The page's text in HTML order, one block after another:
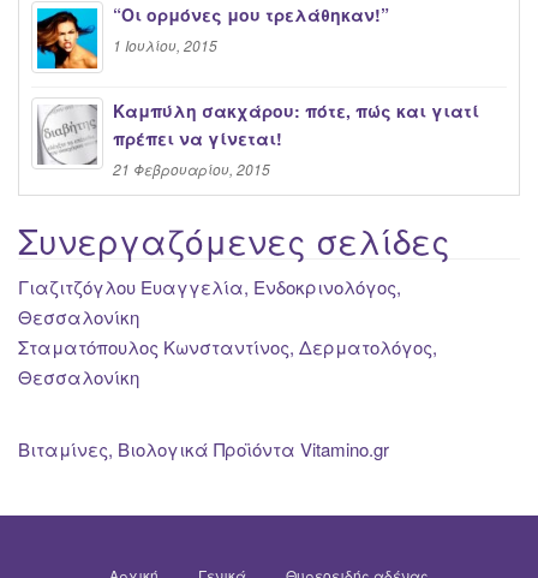
“Oι ορμόνες μου τρελάθηκαν!”
1 Ιουλίου, 2015
Καμπύλη σακχάρου: πότε, πώς και γιατί
πρέπει να γίνεται!
21 Φεβρουαρίου, 2015
Συνεργαζόμενες σελίδες
Γιαζιτζόγλου Ευαγγελία, Ενδοκρινολόγος,
Θεσσαλονίκη
Σταματόπουλος Κωνσταντίνος, Δερματολόγος,
Θεσσαλονίκη
Βιταμίνες, Βιολογικά Προϊόντα Vitamino.gr